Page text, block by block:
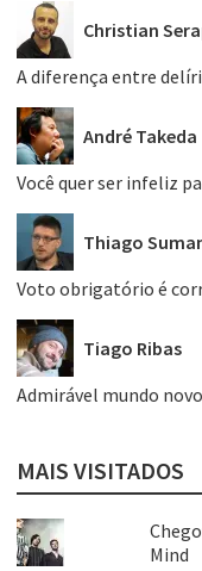
Christian
A diferença entre
André Takeda
Você quer ser infeliz
Thiago
Voto obrigatório é
Tiago Ribas
Admirável mundo
MAIS VISITADOS
Mind